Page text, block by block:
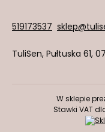
519173537
TuliSen, Pułtuska 61,
W sklepie
Stawki VAT